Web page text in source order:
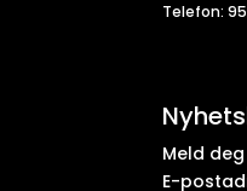
Telefon:
Meld
E-